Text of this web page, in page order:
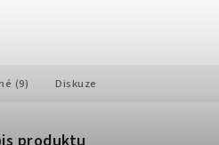
(9) Diskuze